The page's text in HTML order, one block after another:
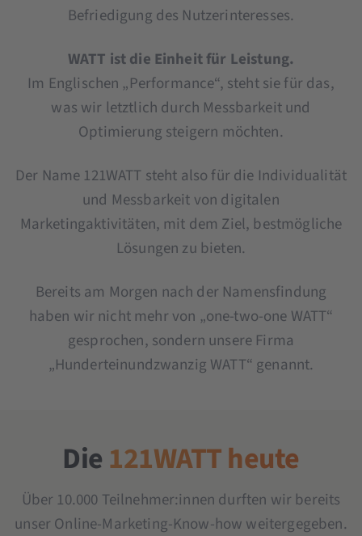
Befriedigung des Nutzerinteresses.
WATT ist die Einheit für Leistung.
Im Englischen „Performance“, steht sie für das,
was wir letztlich durch Messbarkeit und
Optimierung steigern möchten.
Der Name 121WATT steht also für die Individualität
und Messbarkeit von digitalen
Marketingaktivitäten, mit dem Ziel, bestmögliche
Lösungen zu bieten.
Bereits am Morgen nach der Namensfindung
haben wir nicht mehr von „one-two-one WATT“
gesprochen, sondern unsere Firma
„Hunderteinundzwanzig WATT“ genannt.
Die121WATT heute
Über 10.000 Teilnehmer:innen durften wir bereits
unser Online-Marketing-Know-how weitergegeben.